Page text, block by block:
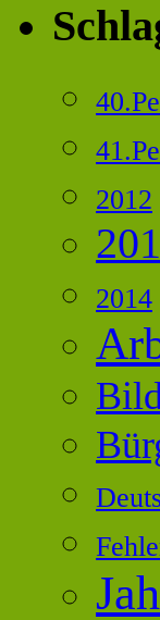
2012
2014